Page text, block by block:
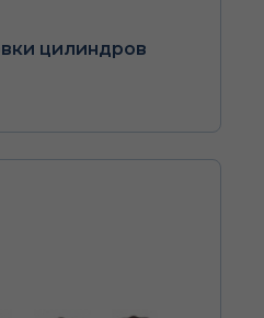
цилиндров